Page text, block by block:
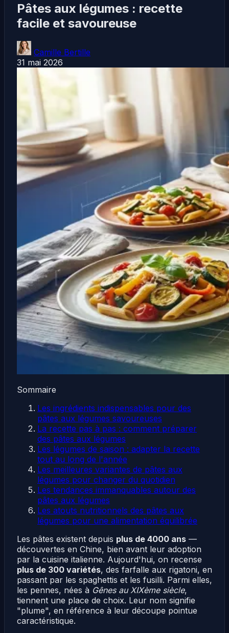
Pâtes aux légumes : recette
facile et savoureuse
Camille Bertille
31 mai 2026
Sommaire
Les ingrédients indispensables pour des
pâtes aux légumes savoureuses
La recette pas à pas : comment préparer
des pâtes aux légumes
Les légumes de saison : adapter la recette
tout au long de l'année
Les meilleures variantes de pâtes aux
légumes pour changer du quotidien
Les tendances immanquables autour des
pâtes aux légumes
Les atouts nutritionnels des pâtes aux
légumes pour une alimentation équilibrée
Les pâtes existent depuis plus de 4000 ans —
découvertes en Chine, bien avant leur adoption
par la cuisine italienne. Aujourd'hui, on recense
plus de 300 variétés, des farfalle aux rigatoni, en
passant par les spaghettis et les fusilli. Parmi elles,
les pennes, nées à Gênes au XIXème siècle,
tiennent une place de choix. Leur nom signifie
"plume", en référence à leur découpe pointue
caractéristique.